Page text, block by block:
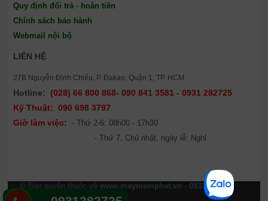
Quy định đổi trả - hoàn tiền
Chính sách bảo hành
Webmail nội bộ
LIÊN HỆ
27B Nguyễn Đình Chiểu, P. Đakao, Quận 1, TP. HCM.
Hotline:
(028) 66 800 868- 090 841 3581 - 0931 282725
Kỹ Thuật: 090 698 3797
Giờ làm việc:
- Thứ 2-6: 08h00 - 17h30
- Thứ 7, Chủ nhật, ngày lễ: Nghỉ
© Bản quyền thuộc về www.mayniemphat.vn - 0931 282725
- Powered byIM Group